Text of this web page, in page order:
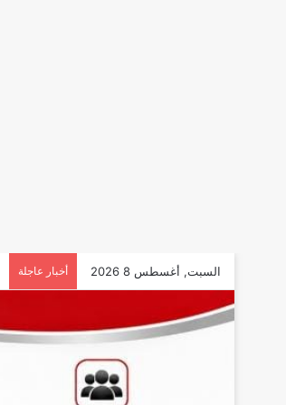
السبت, أغسطس 8 2026 أخبار عاجلة